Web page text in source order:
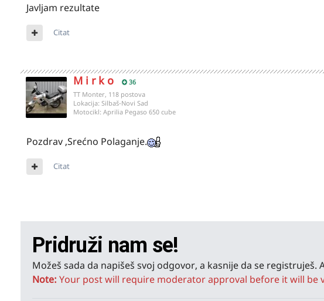
Javljam rezultate
Citat
M i r k o 36
TT Monter, 118 postova
Lokacija: Silbaš-Novi Sad
Motocikl: Aprilia Pegaso 650 cube
Pozdrav ,Srećno Polaganje.
Citat
Pridruži nam se!
Možeš sada da napišeš svoj odgovor, a kasnije da se registruješ.
Note: Your post will require moderator approval before it will be